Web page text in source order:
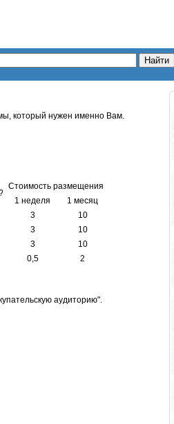
который нужен именно Вам.
Стоимость размещения
1 неделя
1 месяц
3
10
3
10
3
10
0,5 2
аудиторию".